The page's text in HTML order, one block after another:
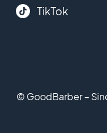
TikTok
© GoodBarber –